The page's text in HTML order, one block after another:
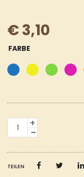
€3,10
FARBE
MINIKIT
FLUGZEUG
MENGE
TEILEN